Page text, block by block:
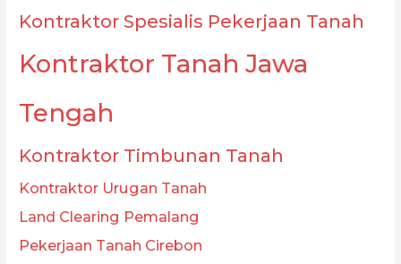
Kontraktor Spesialis Pekerjaan Tanah
Kontraktor Tanah Jawa
Tengah
Kontraktor Timbunan Tanah
Kontraktor Urugan Tanah
Land Clearing Pemalang
Pekerjaan Tanah Cirebon